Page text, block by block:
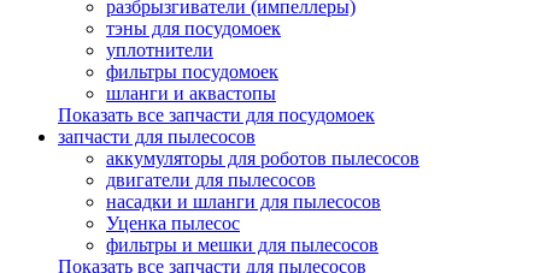
разбрызгиватели (импеллеры)
тэны для посудомоек
уплотнители
фильтры посудомоек
шланги и аквастопы
Показать все запчасти для посудомоек
запчасти для пылесосов
аккумуляторы для роботов пылесосов
двигатели для пылесосов
насадки и шланги для пылесосов
Уценка пылесос
фильтры и мешки для пылесосов
Показать все запчасти для пылесосов